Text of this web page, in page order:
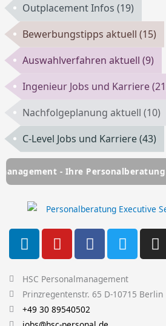
Outplacement Infos(19)
Bewerbungstipps aktuell(15)
Auswahlverfahren aktuell(9)
Ingenieur Jobs und Karriere
Nachfolgeplanung aktuell(10)
C-Level Jobs und Karriere(43)
- Ihre Personalberatung seit über
L
i
n
k
e
d
Y
o
u
t
u
b
F
a
c
e
b
o
T
w
i
t
t
I
n
s
a
HSC Personalmanagement
Prinzregentenstr. 65 D-10715 Berlin
+49 30 89540502